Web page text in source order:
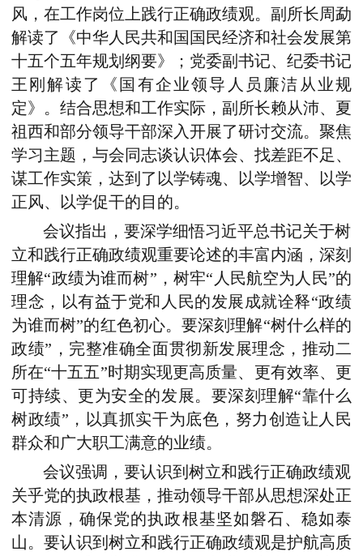
风，在工作岗位上践行正确政绩观。 副所长周勐
解读了《中华人民共和国国民经济和社会发展第
十五个五年规划纲要》；党委副书记、纪委书记
王刚解读了《国有企业领导人员廉洁从业规
定》。结合思想和工作实际，副所长赖从沛、夏
祖西和部分领导干部深入开展了研讨交流。聚焦
学习主题，与会同志谈认识体会、找差距不足、
谋工作实策，达到了以学铸魂、以学增智、以学
正风、以学促干的目的。
会议指出，要深学细悟习近平总书记关于树
立和践行正确政绩观重要论述的丰富内涵，深刻
理解“政绩为谁而树”，树牢“人民航空为人民”的
理念，以有益于党和人民的发展成就诠释“政绩
为谁而树”的红色初心。要深刻理解“树什么样的
政绩”，完整准确全面贯彻新发展理念，推动二
所在“十五五”时期实现更高质量、更有效率、更
可持续、更为安全的发展。要深刻理解“靠什么
树政绩”，以真抓实干为底色，努力创造让人民
群众和广大职工满意的业绩。
会议强调，要认识到树立和践行正确政绩观
关乎党的执政根基，推动领导干部从思想深处正
本清源，确保党的执政根基坚如磐石、稳如泰
山。要认识到树立和践行正确政绩观是护航高质